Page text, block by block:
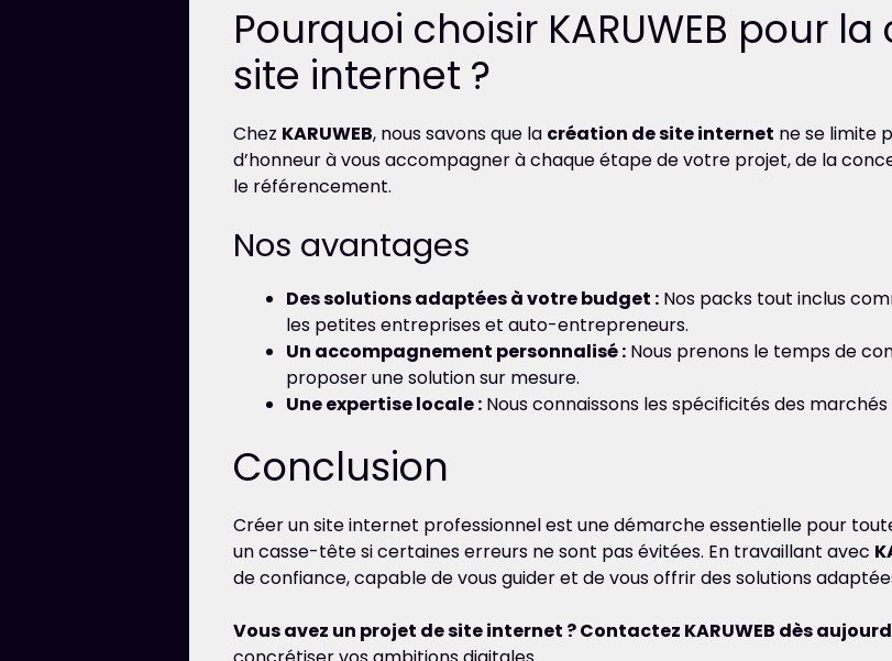
Pourquoi choisir KARUWEB pour
site internet ?
Chez KARUWEB, nous savons que la création de site internet ne se limite
d’honneur à vous accompagner à chaque étape de votre projet, de la
le référencement.
Nos avantages
Des solutions adaptées à votre budget : Nos packs tout inclus
les petites entreprises et auto-entrepreneurs.
Un accompagnement personnalisé : Nous prenons le temps de
proposer une solution sur mesure.
Une expertise locale : Nous connaissons les spécificités des
Conclusion
Créer un site internet professionnel est une démarche essentielle pour
un casse-tête si certaines erreurs ne sont pas évitées. En travaillant avec
de confiance, capable de vous guider et de vous offrir des solutions
Vous avez un projet de site internet ? Contactez KARUWEB dès